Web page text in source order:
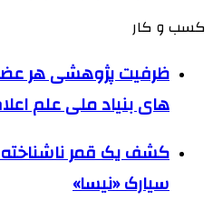
کسب و کار
ظرفیت پژوهشی هر
های بنیاد ملی علم
کشف یک قمر ناشناخته
سیارک «نیسا»